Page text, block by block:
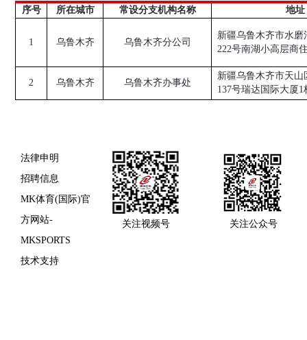
序号 所在城市 常设分支机构名称 地址
1 乌鲁木齐 乌鲁木齐分公司
新疆乌鲁木齐市水磨
222号南湖小高层商
2 乌鲁木齐 乌鲁木齐办事处
新疆乌鲁木齐市天山
137号瑞达国际大厦1
法律申明
招聘信息
MK体育(国际)官
方网站-
MKSPORTS
技术支持
关注视频号 关注公众号